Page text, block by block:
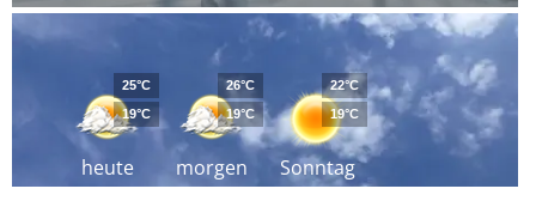
heute
25°C
19°C
morgen
26°C
19°C
Sonntag
22°C
19°C